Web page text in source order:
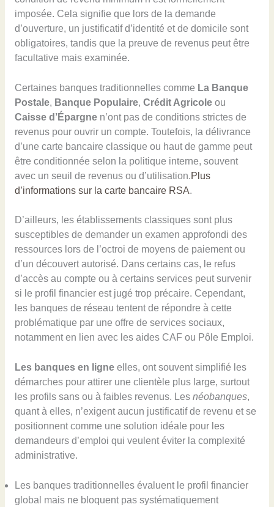
imposée. Cela signifie que lors de la demande
d’ouverture, un justificatif d’identité et de domicile sont
obligatoires, tandis que la preuve de revenus peut être
facultative mais examinée.
Certaines banques traditionnelles comme La Banque
Postale, Banque Populaire, Crédit Agricoleou
Caisse d’Épargnen’ont pas de conditions strictes de
revenus pour ouvrir un compte. Toutefois, la délivrance
d’une carte bancaire classique ou haut de gamme peut
être conditionnée selon la politique interne, souvent
avec un seuil de revenus ou d’utilisation.Plus
d’informations sur la carte bancaire RSA.
D’ailleurs, les établissements classiques sont plus
susceptibles de demander un examen approfondi des
ressources lors de l’octroi de moyens de paiement ou
d’un découvert autorisé. Dans certains cas, le refus
d’accès au compte ou à certains services peut survenir
si le profil financier est jugé trop précaire. Cependant,
les banques de réseau tentent de répondre à cette
problématique par une offre de services sociaux,
notamment en lien avec les aides CAF ou Pôle Emploi.
Les banques en ligneelles, ont souvent simplifié les
démarches pour attirer une clientèle plus large, surtout
les profils sans ou à faibles revenus. Les néobanques,
quant à elles, n’exigent aucun justificatif de revenu et se
positionnent comme une solution idéale pour les
demandeurs d’emploi qui veulent éviter la complexité
administrative.
Les banques traditionnelles évaluent le profil financier
global mais ne bloquent pas systématiquement